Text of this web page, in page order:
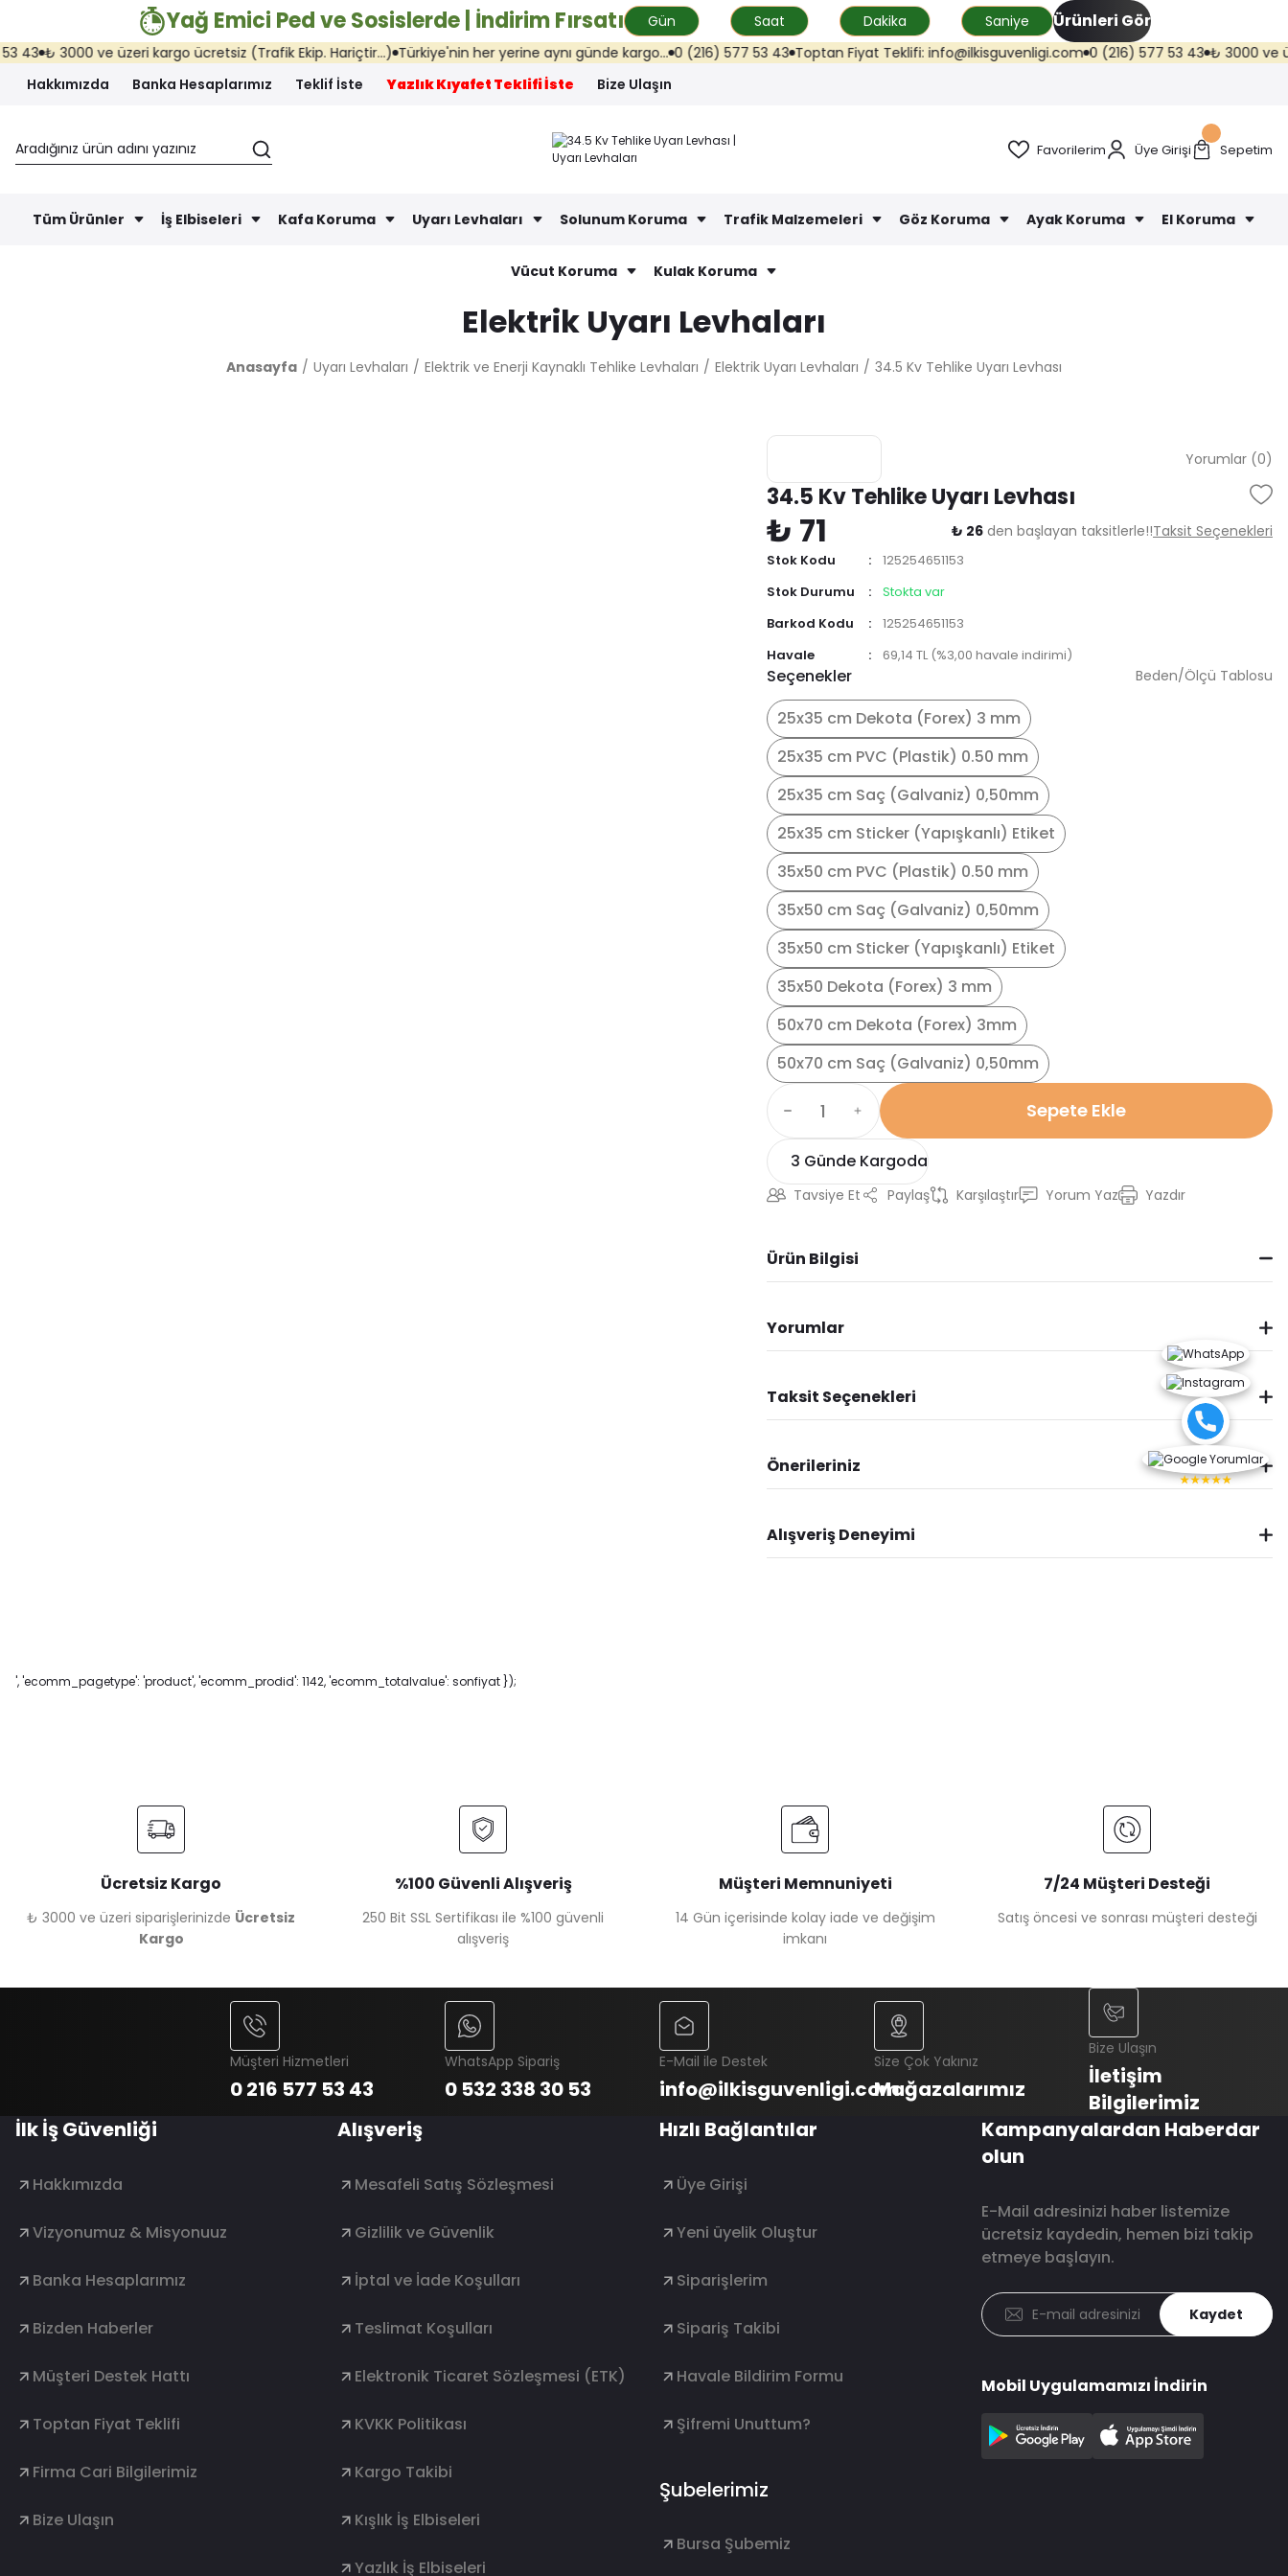
Yağ Emici Ped ve Sosislerde | İndirim Fırsatı Gün Saat Dakika Saniye Ürünleri Gör
₺ 3000 ve üzeri kargo ücretsiz (Trafik Ekip. Hariçtir...) Türkiye'nin her yerine aynı günde kargo... 0 (216) 577 53 43 Toptan Fiyat Teklifi: info@ilkisguvenligi.com 0 (216) 577 53 43 ₺ 3000 ve üzeri
Hakkımızda
Banka Hesaplarımız Teklif İste Yazlık Kıyafet Teklifi İste Bize Ulaşın
Favorilerim Üye Girişi Sepetim
Tüm Ürünler İş Elbiseleri Kafa Koruma Uyarı Levhaları Solunum Koruma Trafik Malzemeleri Göz Koruma Ayak Koruma El Koruma
Vücut Koruma Kulak Koruma
Elektrik Uyarı Levhaları
Anasayfa Uyarı Levhaları Elektrik ve Enerji Kaynaklı Tehlike Levhaları Elektrik Uyarı Levhaları 34.5 Kv Tehlike Uyarı Levhası
Yorumlar (0)
34.5 Kv Tehlike Uyarı Levhası
₺ 71 ₺ 26 den başlayan taksitlerle!!Taksit Seçenekleri
Stok Kodu
125254651153
Stok Durumu
Stokta var
Barkod Kodu
125254651153
Havale
69,14 TL (%3,00 havale indirimi)
Seçenekler
25x35 cm Dekota (Forex) 3 mm
25x35 cm PVC (Plastik) 0.50 mm
25x35 cm Saç (Galvaniz) 0,50mm
25x35 cm Sticker (Yapışkanlı) Etiket
35x50 cm PVC (Plastik) 0.50 mm
35x50 cm Saç (Galvaniz) 0,50mm
35x50 cm Sticker (Yapışkanlı) Etiket
35x50 Dekota (Forex) 3 mm
50x70 cm Dekota (Forex) 3mm
50x70 cm Saç (Galvaniz) 0,50mm
Beden/Ölçü Tablosu
Sepete Ekle
3 Günde Kargoda
Tavsiye Et Paylaş Karşılaştır Yorum Yaz Yazdır
Ürün Bilgisi
Yorumlar
Taksit Seçenekleri
Önerileriniz
Alışveriş Deneyimi
', 'ecomm_pagetype': 'product', 'ecomm_prodid': 1142, 'ecomm_totalvalue': sonfiyat });
Ücretsiz Kargo
₺ 3000 ve üzeri siparişlerinizde Ücretsiz
Kargo
%100 Güvenli Alışveriş
250 Bit SSL Sertifikası ile %100 güvenli
alışveriş
Müşteri Memnuniyeti
14 Gün içerisinde kolay iade ve değişim
imkanı
7/24 Müşteri Desteği
Satış öncesi ve sonrası müşteri desteği
Müşteri Hizmetleri
0 216 577 53 43
WhatsApp Sipariş
0 532 338 30 53
E-Mail ile Destek
info@ilkisguvenligi.com
Size Çok Yakınız
Mağazalarımız
Bize Ulaşın
İletişim
Bilgilerimiz
İlk İş Güvenliği
Hakkımızda
Vizyonumuz & Misyonuuz
Banka Hesaplarımız
Bizden Haberler
Müşteri Destek Hattı
Toptan Fiyat Teklifi
Firma Cari Bilgilerimiz
Bize Ulaşın
Alışveriş
Mesafeli Satış Sözleşmesi
Gizlilik ve Güvenlik
İptal ve İade Koşulları
Teslimat Koşulları
Elektronik Ticaret Sözleşmesi (ETK)
KVKK Politikası
Kargo Takibi
Kışlık İş Elbiseleri
Yazlık İş Elbiseleri
Hızlı Bağlantılar
Üye Girişi
Yeni üyelik Oluştur
Siparişlerim
Sipariş Takibi
Havale Bildirim Formu
Şifremi Unuttum?
Şubelerimiz
Bursa Şubemiz
★★★★★
Kampanyalardan Haberdar
olun
E-Mail adresinizi haber listemize
ücretsiz kaydedin, hemen bizi takip
etmeye başlayın.
Kaydet
Mobil Uygulamamızı İndirin